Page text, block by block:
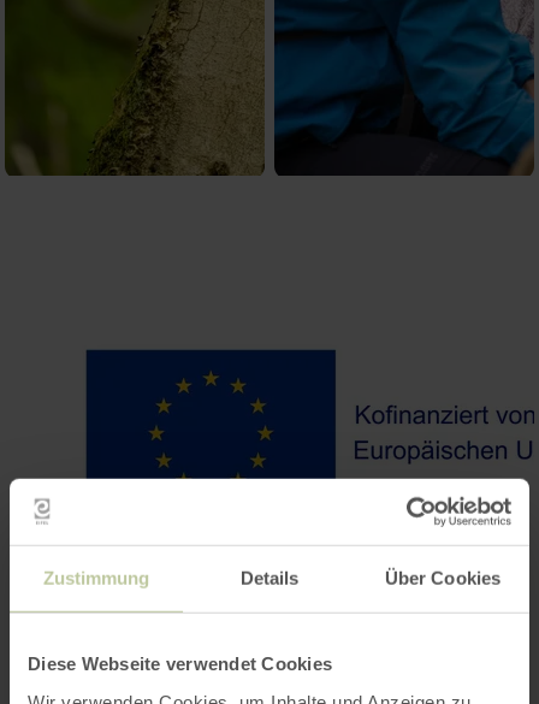
Zustimmung Details Über Cookies
Diese Webseite verwendet Cookies